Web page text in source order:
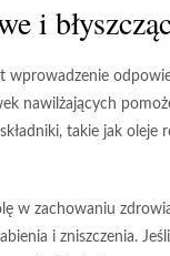
i
wprowadzenie
nawilżających
takie jak
w zachowaniu
i zniszczenia.